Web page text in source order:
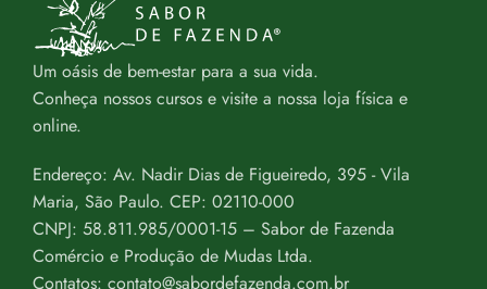
Um oásis de bem-estar para a sua vida.
Conheça nossos cursos e visite a nossa loja física e
online.
Endereço: Av. Nadir Dias de Figueiredo, 395 - Vila
Maria, São Paulo. CEP: 02110-000
CNPJ: 58.811.985/0001-15 – Sabor de Fazenda
Comércio e Produção de Mudas Ltda.
Contatos: contato@sabordefazenda.com.br